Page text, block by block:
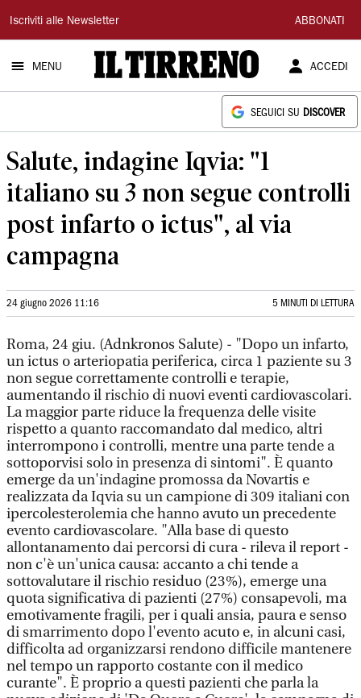
Il
Tirreno
Iscriviti alle Newsletter ABBONATI
MENU ACCEDI
SEGUICI SU DISCOVER
Salute, indagine Iqvia: "1
italiano su 3 non segue controlli
post infarto o ictus", al via
campagna
24 giugno 2026 11:16 5 MINUTI DI LETTURA
Roma, 24 giu. (Adnkronos Salute) - "Dopo un infarto,
un ictus o arteriopatia periferica, circa 1 paziente su 3
non segue correttamente controlli e terapie,
aumentando il rischio di nuovi eventi cardiovascolari.
La maggior parte riduce la frequenza delle visite
rispetto a quanto raccomandato dal medico, altri
interrompono i controlli, mentre una parte tende a
sottoporvisi solo in presenza di sintomi". È quanto
emerge da un'indagine promossa da Novartis e
realizzata da Iqvia su un campione di 309 italiani con
ipercolesterolemia che hanno avuto un precedente
evento cardiovascolare. "Alla base di questo
allontanamento dai percorsi di cura - rileva il report -
non c'è un'unica causa: accanto a chi tende a
sottovalutare il rischio residuo (23%), emerge una
quota significativa di pazienti (27%) consapevoli, ma
emotivamente fragili, per i quali ansia, paura e senso
di smarrimento dopo l'evento acuto e, in alcuni casi,
difficolta ad organizzarsi rendono difficile mantenere
nel tempo un rapporto costante con il medico
curante". È proprio a questi pazienti che parla la